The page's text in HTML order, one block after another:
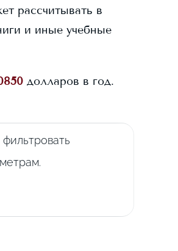
рассчитывать в
и иные учебные
долларов в год.